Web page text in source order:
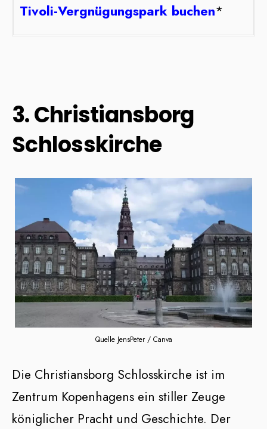
Tivoli-Vergnügungspark buchen*
3. Christiansborg
Schlosskirche
Quelle JensPeter / Canva
Die Christiansborg Schlosskirche ist im
Zentrum Kopenhagens ein stiller Zeuge
königlicher Pracht und Geschichte. Der